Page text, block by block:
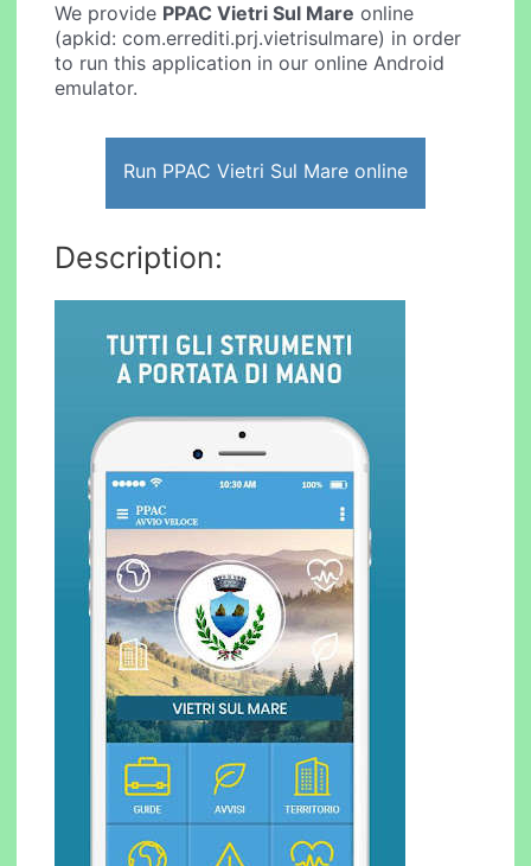
We provide PPAC Vietri Sul Mare online
(apkid: com.errediti.prj.vietrisulmare) in order
to run this application in our online Android
emulator.
Run PPAC Vietri Sul Mare online
Description: